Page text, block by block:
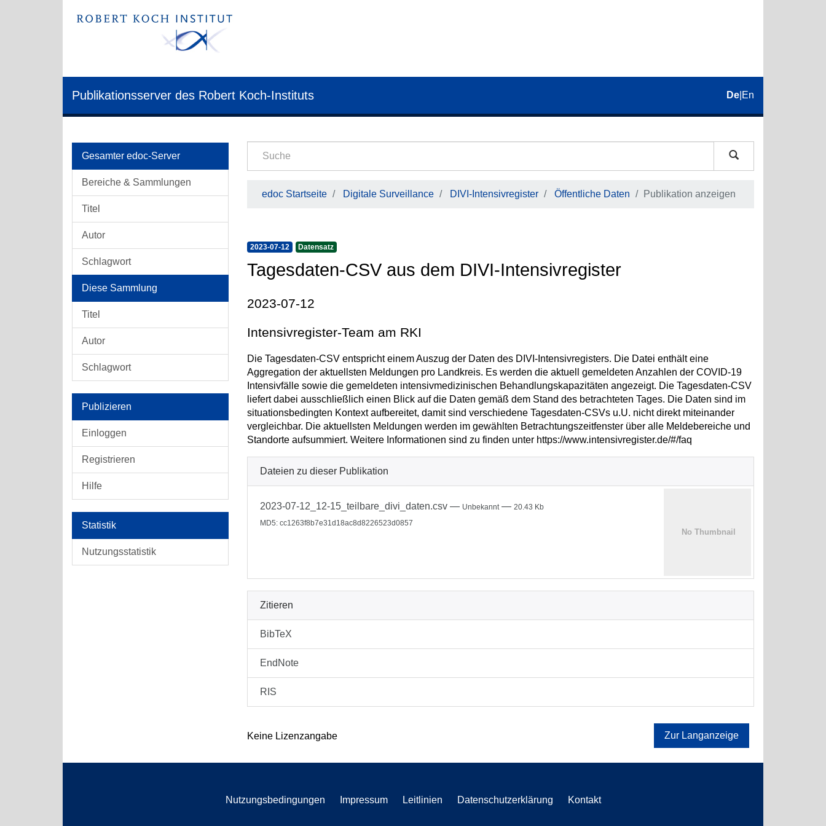
Publikationsserver des Robert Koch-Instituts De En
Gesamter edoc-Server
Bereiche & Sammlungen
Titel
Autor
Schlagwort
Diese Sammlung
Titel
Autor
Schlagwort
Publizieren
Einloggen
Registrieren
Hilfe
Statistik
Nutzungsstatistik
edoc Startseite Digitale Surveillance DIVI-Intensivregister Öffentliche Daten Publikation anzeigen
2023-07-12 Datensatz
Tagesdaten-CSV aus dem DIVI-Intensivregister
2023-07-12
Intensivregister-Team am RKI
Die Tagesdaten-CSV entspricht einem Auszug der Daten des DIVI-Intensivregisters. Die Datei enthält eine
Aggregation der aktuellsten Meldungen pro Landkreis. Es werden die aktuell gemeldeten Anzahlen der COVID-19
Intensivfälle sowie die gemeldeten intensivmedizinischen Behandlungskapazitäten angezeigt. Die Tagesdaten-CSV
liefert dabei ausschließlich einen Blick auf die Daten gemäß dem Stand des betrachteten Tages. Die Daten sind im
situationsbedingten Kontext aufbereitet, damit sind verschiedene Tagesdaten-CSVs u.U. nicht direkt miteinander
vergleichbar. Die aktuellsten Meldungen werden im gewählten Betrachtungszeitfenster über alle Meldebereiche und
Standorte aufsummiert. Weitere Informationen sind zu finden unter https://www.intensivregister.de/#/faq
Dateien zu dieser Publikation
2023-07-12_12-15_teilbare_divi_daten.csv — Unbekannt — 20.43 Kb
MD5: cc1263f8b7e31d18ac8d8226523d0857
Zitieren
BibTeX
EndNote
RIS
Keine Lizenzangabe Zur Langanzeige
Nutzungsbedingungen Impressum Leitlinien Datenschutzerklärung Kontakt